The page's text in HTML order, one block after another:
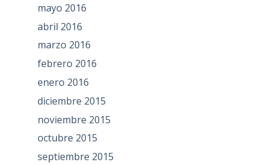
mayo 2016
abril 2016
marzo 2016
febrero 2016
enero 2016
diciembre 2015
noviembre 2015
octubre 2015
septiembre 2015